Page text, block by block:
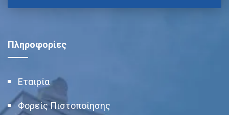
Πληροφορίες
Εταιρία
Φορείς Πιστοποίησης